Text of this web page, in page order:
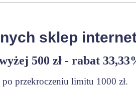
sklep
500 zł - rabat
przekroczeniu limitu 1000 zł.